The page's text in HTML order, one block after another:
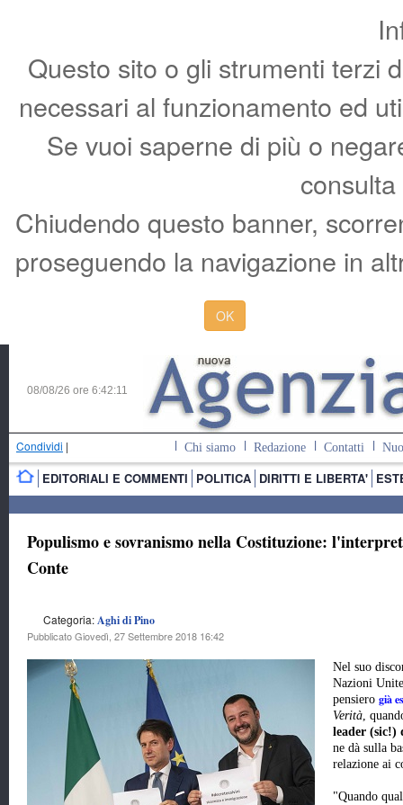
Questo sito o gli strumenti terzi
necessari al funzionamento ed
Se vuoi saperne di più o
Chiudendo questo banner,
proseguendo la navigazione in
OK
08/08/26 ore 6:42:12
Condividi | Chi siamo Redazione Contatti
EDITORIALI E COMMENTI POLITICA DIRITTI E LIBERTA'
Populismo e sovranismo nella Costituzione:
Conte
Categoria:Aghi di Pino
Pubblicato Giovedì, 27 Settembre 2018 16:42
Nel suo
Nazioni
pensiero già
Verità,
leader (sic!)
ne dà sulla
relazione ai
"Quando